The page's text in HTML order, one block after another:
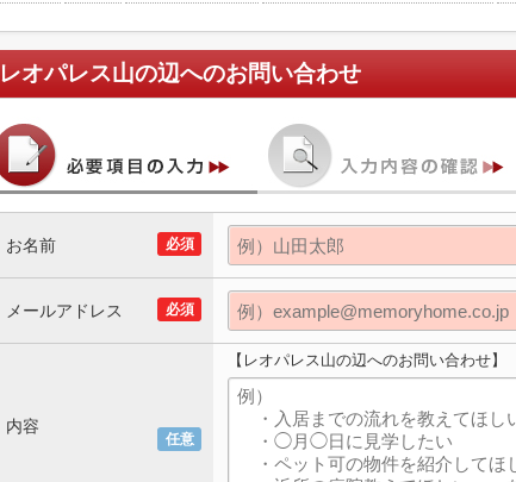
レオパレス山の辺へのお問い合わせ
必須
お名前
必須
メールアドレス
任意
内容
【レオパレス山の辺へのお問い合わせ】